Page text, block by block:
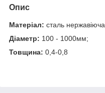
Опис
Матеріал: сталь нержавіюча
Діаметр: 100 - 1000мм;
Товщина: 0,4-0,8